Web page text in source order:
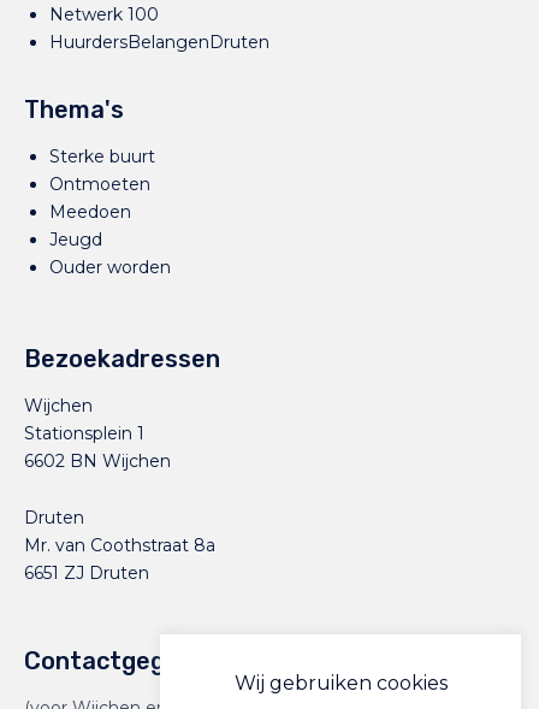
Netwerk 100
HuurdersBelangenDruten
Thema's
Sterke buurt
Ontmoeten
Meedoen
Jeugd
Ouder worden
Bezoekadressen
Wijchen
Stationsplein 1
6602 BN Wijchen
Druten
Mr. van Coothstraat 8a
6651 ZJ Druten
Contactgegevens
Wij gebruiken cookies